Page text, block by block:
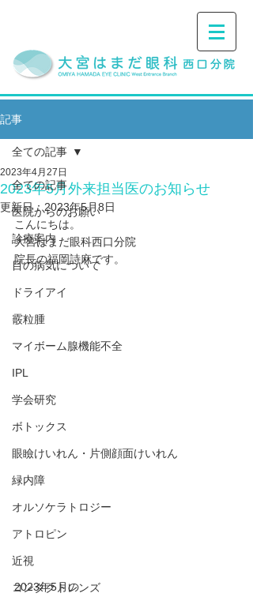
記事
全ての記事
医院からのお願い
診療案内
目の病気について
ドライアイ
霰粒腫
マイボーム腺機能不全
IPL
学会研究
ボトックス
眼瞼けいれん・片側顔面けいれん
緑内障
オルソケラトロジー
アトロピン
近視
コンタクトレンズ
全ての記事
2023年5月外来担当医のお知らせ
2023年4月27日
更新日：2023年5月8日
こんにちは。
大宮はまだ眼科西口分院
院長の福岡詩麻です。
2023年5月の